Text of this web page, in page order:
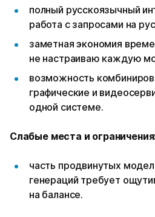
полный русскоязычный
работа с запросами на
заметная экономия
не настраиваю каждую
возможность
графические и
одной системе.
Слабые места и
часть продвинутых
генераций требует
на балансе.